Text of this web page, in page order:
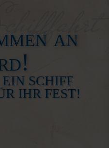
an
SCHIFF
IHR FEST!